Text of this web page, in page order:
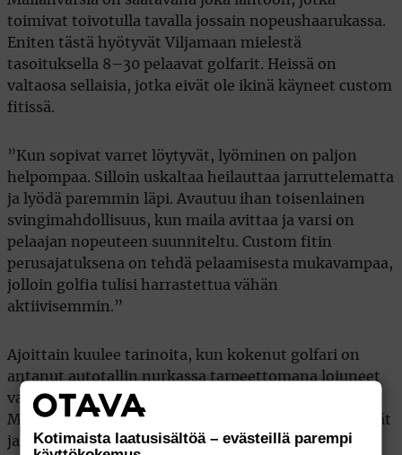
toimivat toivotulla tavalla jossain nopeushaarukassa.
Eniten tästä hyötyvät Viljamaan mielestä
tasoituksella 8–30 pelaavat golfarit. Heissä on
valtaosa sellaisia, jotka eivät ole ikinä käyneet custom
fitissä.
”Kun sopivat varret löytyvät, lyöminen on paljon
helpompaa. Silloin uskaltaa heilauttaa jarruttelematta
ja lyödä paremmin läpi. Avautuu ihan toisenlainen
svingimahdollisuus, kun maila avittaa ja varsi on
pelaajan nopeuteen suunniteltu. Custom fitin
perusajatuksena on tehdä pelaamisesta mukavampaa,
jolloin golfia tulisi harrastettua vähän
aktiivisemmin.”
Ajoittain kuulee tarinoita, kun kokenut golfari on
antanut autotallin nurkassa tarpeettomana lojuneet
vanhat mailat aloittelevalle naiselle tai juniorille.
Monesti ne ovat painavat mailat, joissa on liian jäykät
ja pitkät teräsvarret.
Kotimaista laatusisältöä – evästeillä parempi